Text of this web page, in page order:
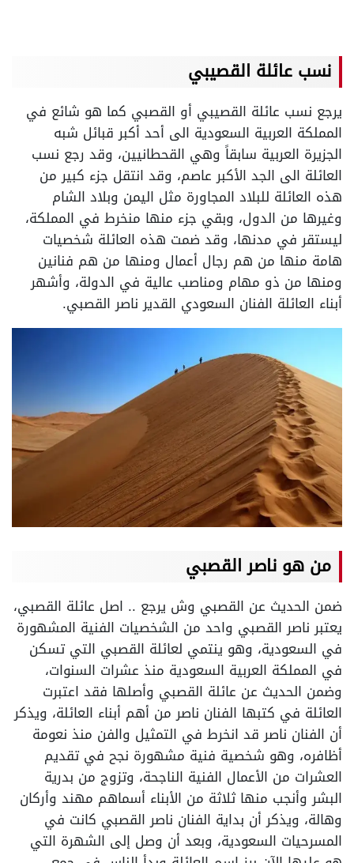
نسب عائلة القصيبي
يرجع نسب عائلة القصيبي أو القصبي كما هو شائع في
المملكة العربية السعودية الى أحد أكبر قبائل شبه
الجزيرة العربية سابقاً وهي القحطانيين، وقد رجع نسب
العائلة الى الجد الأكبر عاصم، وقد انتقل جزء كبير من
هذه العائلة للبلاد المجاورة مثل اليمن وبلاد الشام
وغيرها من الدول، وبقي جزء منها منخرط في المملكة،
ليستقر في مدنها، وقد ضمت هذه العائلة شخصيات
هامة منها من هم رجال أعمال ومنها من هم فنانين
ومنها من ذو مهام ومناصب عالية في الدولة، وأشهر
أبناء العائلة الفنان السعودي القدير ناصر القصبي.
من هو ناصر القصبي
ضمن الحديث عن القصبي وش يرجع .. اصل عائلة القصبي،
يعتبر ناصر القصبي واحد من الشخصيات الفنية المشهورة
في السعودية، وهو ينتمي لعائلة القصبي التي تسكن
في المملكة العربية السعودية منذ عشرات السنوات،
وضمن الحديث عن عائلة القصبي وأصلها فقد اعتبرت
العائلة في كتبها الفنان ناصر من أهم أبناء العائلة، ويذكر
أن الفنان ناصر قد انخرط في التمثيل والفن منذ نعومة
أظافره، وهو شخصية فنية مشهورة نجح في تقديم
العشرات من الأعمال الفنية الناجحة، وتزوج من بدرية
البشر وأنجب منها ثلاثة من الأبناء أسماهم مهند وأركان
وهالة، ويذكر أن بداية الفنان ناصر القصبي كانت في
المسرحيات السعودية، وبعد أن وصل إلى الشهرة التي